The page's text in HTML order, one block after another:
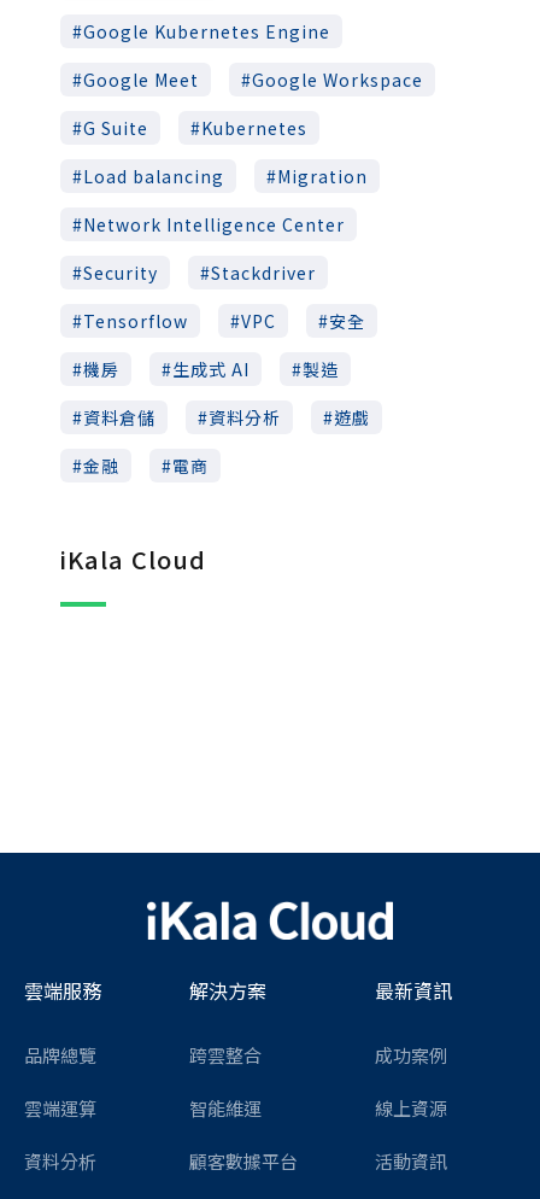
Google Kubernetes Engine
Google Meet
Google Workspace
G Suite
Kubernetes
Load balancing
Migration
Network Intelligence Center
Security
Stackdriver
Tensorflow
VPC
安全
機房
生成式 AI
製造
資料倉儲
資料分析
遊戲
金融
電商
iKala Cloud
雲端服務
品牌總覽
雲端運算
資料分析
解決方案
跨雲整合
智能維運
顧客數據平台
最新資訊
成功案例
線上資源
活動資訊